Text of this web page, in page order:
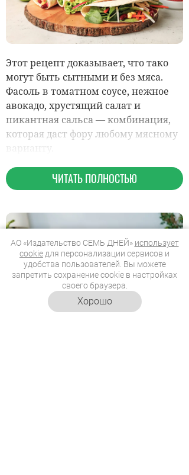
АО «Издательство СЕМЬ ДНЕЙ» использует
cookie для персонализации сервисов и
удобства пользователей. Вы можете
запретить сохранение cookie в настройках
своего браузера.
Хорошо